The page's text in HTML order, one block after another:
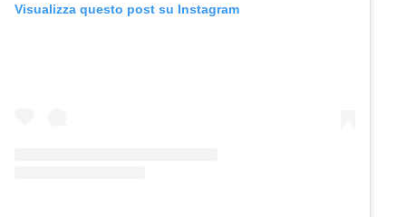
Visualizza questo post su Instagram